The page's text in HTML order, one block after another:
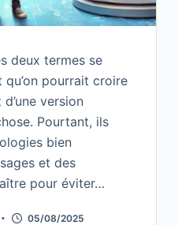
deux termes se
pourrait croire
d’une version
Pourtant, ils
bien
et des
pour éviter…
05/08/2025